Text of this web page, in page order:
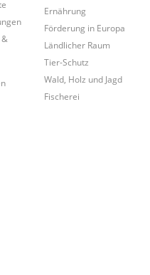
Ernährung
Förderung in Europa
Ländlicher Raum
Tier-Schutz
Wald, Holz und Jagd
Fischerei